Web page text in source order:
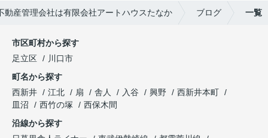
動産管理会社は有限会社アートハウスたなか ブログ 一覧
市区町村から探す
足立区
川口市
町名から探す
西新井
江北 扇 舎人 入谷 興野
西新井本町
皿沼
西竹の塚
西保木間
沿線から探す